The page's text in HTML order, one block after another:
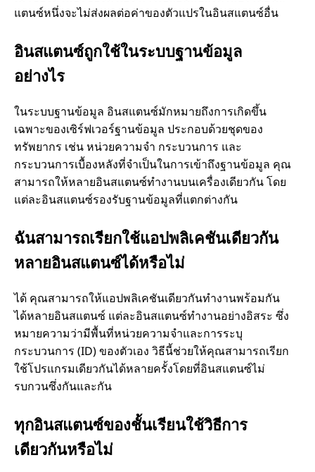
แตนซ์หนึ่งจะไม่ส่งผลต่อค่าของตัวแปรในอินสแตนซ์อื่น
อินสแตนซ์ถูกใช้ในระบบฐานข้อมูล
อย่างไร
ในระบบฐานข้อมูล อินสแตนซ์มักหมายถึงการเกิดขึ้น
เฉพาะของเซิร์ฟเวอร์ฐานข้อมูล ประกอบด้วยชุดของ
ทรัพยากร เช่น หน่วยความจํา กระบวนการ และ
กระบวนการเบื้องหลังที่จําเป็นในการเข้าถึงฐานข้อมูล คุณ
สามารถให้หลายอินสแตนซ์ทํางานบนเครื่องเดียวกัน โดย
แต่ละอินสแตนซ์รองรับฐานข้อมูลที่แตกต่างกัน
ฉันสามารถเรียกใช้แอปพลิเคชันเดียวกัน
หลายอินสแตนซ์ได้หรือไม่
ได้ คุณสามารถให้แอปพลิเคชันเดียวกันทํางานพร้อมกัน
ได้หลายอินสแตนซ์ แต่ละอินสแตนซ์ทํางานอย่างอิสระ ซึ่ง
หมายความว่ามีพื้นที่หน่วยความจําและการระบุ
กระบวนการ (ID) ของตัวเอง วิธีนี้ช่วยให้คุณสามารถเรียก
ใช้โปรแกรมเดียวกันได้หลายครั้งโดยที่อินสแตนซ์ไม่
รบกวนซึ่งกันและกัน
ทุกอินสแตนซ์ของชั้นเรียนใช้วิธีการ
เดียวกันหรือไม่